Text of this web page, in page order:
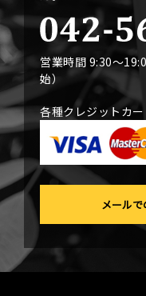
営業時間 9:30〜
始）
各種クレジットカ
メール